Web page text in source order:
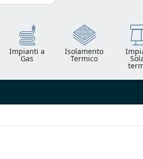
Cerca
Impianti a
Gas
Isolamento
Termico